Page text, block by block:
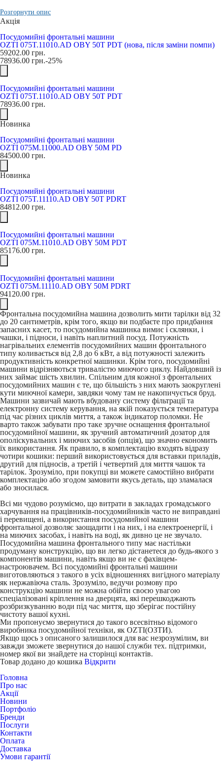
Розгорнути опис
Акція
Посудомийні фронтальні машини
OZTI 075T.11010.AD OBY 50T PDT (нова, після заміни помпи)
59202.00 грн.
78936.00 грн.-25%
Посудомийні фронтальні машини
OZTI 075T.11010.AD OBY 50T PDT
78936.00 грн.
Новинка
Посудомийні фронтальні машини
OZTI 075M.11000.AD OBY 50M PD
84500.00 грн.
Новинка
Посудомийні фронтальні машини
OZTI 075T.11110.AD OBY 50T PDRT
84812.00 грн.
Посудомийні фронтальні машини
OZTI 075M.11010.AD OBY 50M PDT
85176.00 грн.
Посудомийні фронтальні машини
OZTI 075M.11110.AD OBY 50M PDRT
94120.00 грн.
Фронтальна посудомийна машина дозволить мити тарілки від 32
до 20 сантиметрів, крім того, якщо ви подбаєте про придбання
запасних касет, то посудомийна машинка вимиє і склянки, і
чашки, і підноси, і навіть наплитний посуд. Потужність
нагрівальних елементів посудомийних машин фронтального
типу коливається від 2,8 до 6 кВт, а від потужності залежить
продуктивність конкретної машинки. Крім того, посудомийні
машини відрізняються тривалістю миючого циклу. Найдовший із
них займає шість хвилин. Спільним для кожної з фронтальних
посудомийних машин є те, що більшість з них мають заокруглені
кути миючної камери, завдяки чому там не накопичується бруд.
Машини зазвичай мають вбудовану систему фільтрації та
електронну систему керування, на якій показується температура
під час різних циклів миття, а також індикатор поломки. Не
варто також забувати про таке зручне оснащення фронтальної
посудомийної машини, як зручний автоматичний дозатор для
ополіскувальних і миючих засобів (опція), що значно економить
їх використання. Як правило, в комплектацію входять відразу
чотири кошики: перший використовується для вставки приладів,
другий для підносів, а третій і четвертий для миття чашок та
тарілок. Зрозуміло, при покупці ви можете самостійно вибрати
комплектацію або згодом замовити якусь деталь, що зламалася
або зносилася.
Всі ми чудово розуміємо, що витрати в закладах громадського
харчування на працівників-посудомийників часто не виправдані
і перевищені, а використання посудомийної машини
фронтальної дозволяє заощадити і на них, і на електроенергії, і
на миючих засобах, і навіть на воді, як дивно це не звучало.
Посудомийна машина фронтального типу має настільки
продуману конструкцію, що ви легко дістанетеся до будь-якого з
компонентів машини, навіть якщо ви не є фахівцем-
настроювачем. Всі посудомийні фронтальні машини
виготовляються з такого в усіх відношеннях вигідного матеріалу
як нержавіюча сталь. Зрозуміло, ведучи розмову про
конструкцію машини не можна обійти своєю увагою
спеціалізовані кріплення на дверцята, які перешкоджають
розбризкуванню води під час миття, що зберігає постійну
чистоту вашої кухні.
Ми пропонуємо звернутися до такого всесвітньо відомого
виробника посудомийної техніки, як OZTI(ОЗТИ).
Якщо щось з описаного залишилося для вас незрозумілим, ви
завжди зможете звернутися до нашої служби тех. підтримки,
номер якої ви знайдете на сторінці контактів.
Товар додано до кошика Відкрити
Головна
Про нас
Акції
Новини
Портфоліо
Бренди
Послуги
Контакти
Оплата
Доставка
Умови гарантії